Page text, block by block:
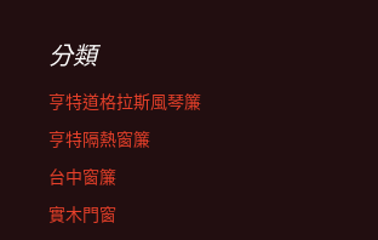
分類
亨特道格拉斯風琴簾
亨特隔熱窗簾
台中窗簾
實木門窗